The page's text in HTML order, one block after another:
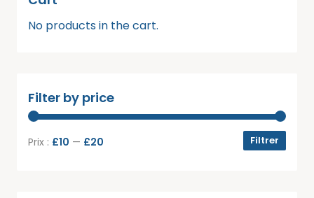
No products in the cart.
Filter by price
Filtrer
Prix : £10 — £20